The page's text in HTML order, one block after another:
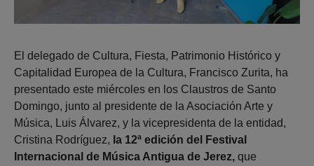
El delegado de Cultura, Fiesta, Patrimonio Histórico y
Capitalidad Europea de la Cultura, Francisco Zurita, ha
presentado este miércoles en los Claustros de Santo
Domingo, junto al presidente de la Asociación Arte y
Música, Luis Álvarez, y la vicepresidenta de la entidad,
Cristina Rodríguez, la 12ª edición del Festival
Internacional de Música Antigua de Jerez, que